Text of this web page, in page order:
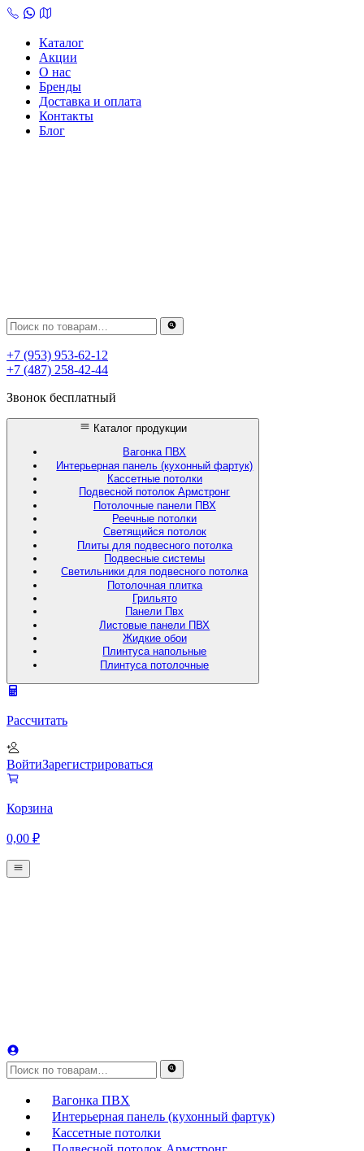
Skip
contentКаталог
Акции
О нас
Бренды
Доставка и оплата
Контакты
Блог
+7 (953) 953-62-12
+7 (487) 258-42-44
Звонок бесплатный
Каталог продукции
Вагонка ПВХ
Интерьерная панель (кухонный фартук)
Кассетные потолки
Подвесной потолок Армстронг
Потолочные панели ПВХ
Реечные потолки
Светящийся потолок
Плиты для подвесного потолка
Подвесные системы
Светильники для подвесного потолка
Потолочная плитка
Грильято
Панели Пвх
Листовые панели ПВХ
Жидкие обои
Плинтуса напольные
Плинтуса потолочные
Рассчитать
ВойтиЗарегистрироваться
Корзина
0,00 ₽
Вагонка ПВХ
Интерьерная панель (кухонный фартук)
Кассетные потолки